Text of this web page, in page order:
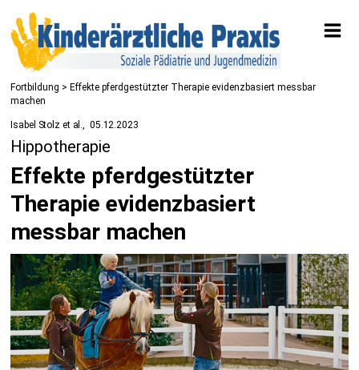
Fortbildung > Effekte pferdgestützter Therapie evidenzbasiert messbar
machen
Isabel Stolz et al. 05.12.2023
Hippotherapie
Effekte pferdgestützter
Therapie evidenzbasiert
messbar machen